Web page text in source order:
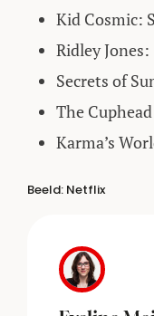
Kid Cosmic:
Ridley
Secrets of
The
Karma’s
Beeld: Netflix